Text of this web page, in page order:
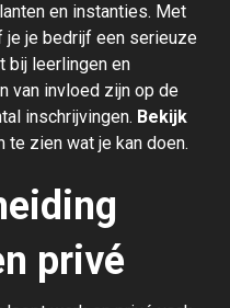
en instanties. Met
je bedrijf een serieuze
bij leerlingen en
van invloed zijn op de
inschrijvingen. Bekijk
te zien wat je kan doen.
privé